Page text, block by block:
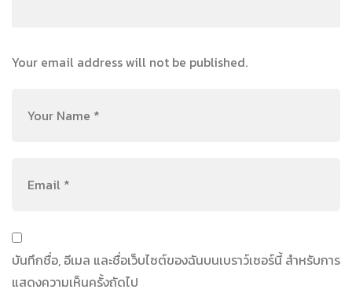
Your email address will not be published.
บันทึกชื่อ, อีเมล และชื่อเว็บไซต์ของฉันบนเบราว์เซอร์นี้ สำหรับการ
แสดงความเห็นครั้งถัดไป